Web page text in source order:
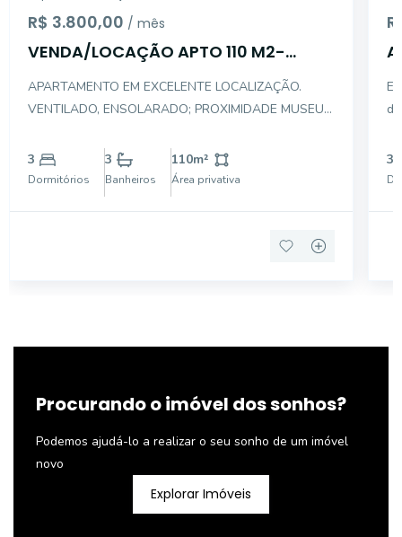
R$ 3.800,00 / mês
VENDA/LOCAÇÃO APTO 110 M2-
APARTAMENTO EM EXCELENTE LOCALIZAÇÃO.
VENTILADO, ENSOLARADO; PROXIMIDADE MUSEU
AÇUCAR, ESCOLAS SÃO MAURO, RAINHA NOTRE
DAME -RAINHA DOS APÓSTOLOS, POSTO DE
GASOLINA, BANCOS, PADARIAS;
3
Dormitórios
3
Banheiros
110m²
Área privativa
3
Procurando o imóvel dos sonhos?
Podemos ajudá-lo a realizar o seu sonho de um imóvel
novo
Explorar Imóveis